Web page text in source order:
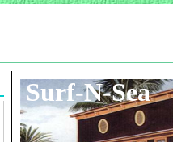
Surf-N-Sea